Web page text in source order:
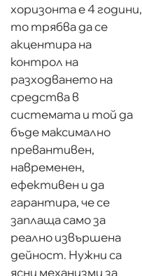
хоризонта е 4 години,
то трябва да се
акцентира на
контрол на
разходването на
средства в
системата и той да
бъде максимално
превантивен,
навременен,
ефективен и да
гарантира, че се
заплаща само за
реално извършена
дейност. Нужни са
ясни механизми за